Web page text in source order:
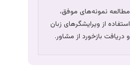
مطالعه نمونه‌های موفق،
استفاده از ویرایشگرهای زبان
و دریافت بازخورد از مشاور.